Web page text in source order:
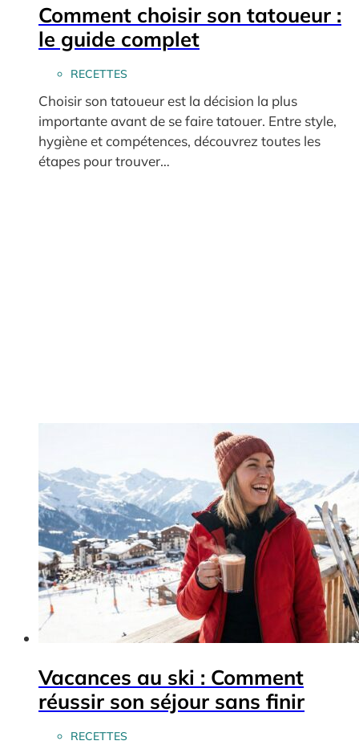
Comment choisir son tatoueur :
le guide complet
RECETTES
Choisir son tatoueur est la décision la plus
importante avant de se faire tatouer. Entre style,
hygiène et compétences, découvrez toutes les
étapes pour trouver…
Vacances au ski : Comment
réussir son séjour sans finir
RECETTES